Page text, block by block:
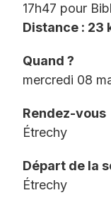
17h47 pour
Distance : 23
Quand ?
mercredi 08
Rendez-vous
Étrechy
Départ de la
Étrechy